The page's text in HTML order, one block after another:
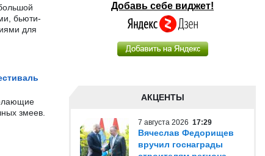
бьюти-
для
змеев.
Добавь себе виджет!
АКЦЕНТЫ
7 августа 2026 17:29
Вячеслав Федорищев
вручил госнаграды